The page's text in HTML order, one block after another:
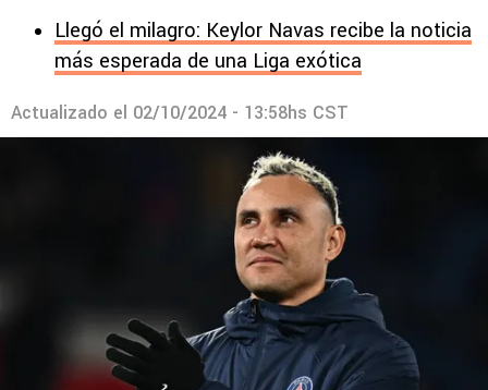
Llegó el milagro: Keylor Navas recibe la noticia
más esperada de una Liga exótica
Actualizado el 02/10/2024 - 13:58hs CST